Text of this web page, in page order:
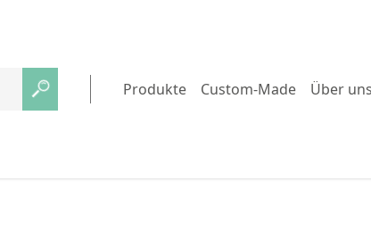
Produkte Custom-Made Über uns